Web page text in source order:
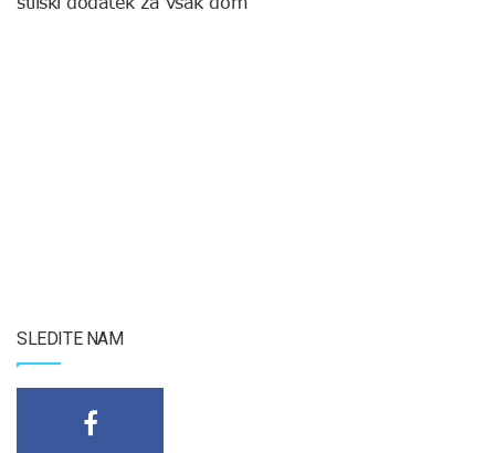
SLEDITE NAM